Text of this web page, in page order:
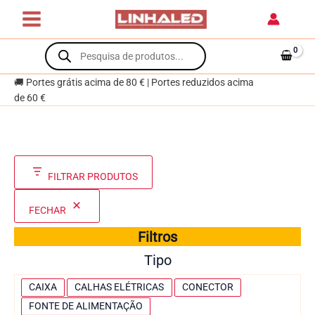
content
Products
search
🚚 Portes grátis acima de 80 € | Portes reduzidos acima
de 60 €
FILTRAR PRODUTOS
FECHAR
Filtros
Tipo
CAIXA CALHAS ELÉTRICAS
CONECTOR
FONTE DE ALIMENTAÇÃO